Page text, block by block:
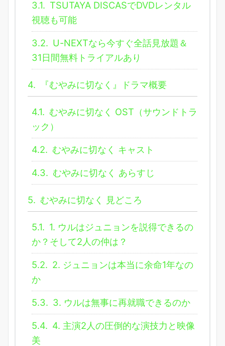
3.1. TSUTAYA DISCASでDVDレンタル
視聴も可能
3.2. U-NEXTなら今すぐ全話見放題＆
31日間無料トライアルあり
4. 『むやみに切なく』ドラマ概要
4.1. むやみに切なく OST（サウンドトラ
ック）
4.2. むやみに切なく キャスト
4.3. むやみに切なく あらすじ
5. むやみに切なく 見どころ
5.1. 1. ウルはジュニョンを説得できるの
か？そして2人の仲は？
5.2. 2. ジュニョンは本当に余命1年なの
か
5.3. 3. ウルは無事に再就職できるのか
5.4. 4. 主演2人の圧倒的な演技力と映像
美